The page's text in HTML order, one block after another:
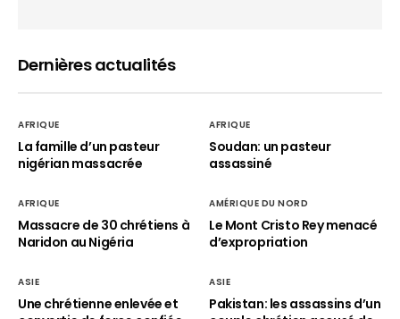
Dernières actualités
AFRIQUE
La famille d’un pasteur
nigérian massacrée
AFRIQUE
Soudan: un pasteur
assassiné
AFRIQUE
Massacre de 30 chrétiens à
Naridon au Nigéria
AMÉRIQUE DU NORD
Le Mont Cristo Rey menacé
d’expropriation
ASIE
Une chrétienne enlevée et
ASIE
Pakistan: les assassins d’un